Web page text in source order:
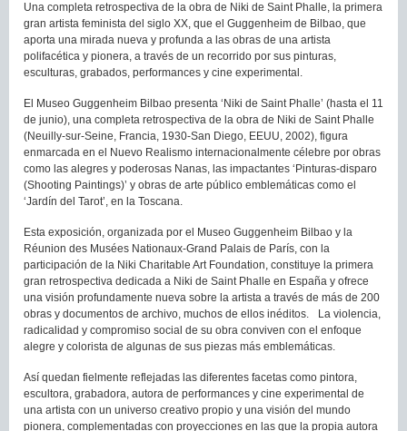
Una completa retrospectiva de la obra de Niki de Saint Phalle, la primera
gran artista feminista del siglo XX, que el Guggenheim de Bilbao, que
aporta una mirada nueva y profunda a las obras de una artista
polifacética y pionera, a través de un recorrido por sus pinturas,
esculturas, grabados, performances y cine experimental.
El Museo Guggenheim Bilbao presenta ‘Niki de Saint Phalle’ (hasta el 11
de junio), una completa retrospectiva de la obra de Niki de Saint Phalle
(Neuilly-sur-Seine, Francia, 1930-San Diego, EEUU, 2002), figura
enmarcada en el Nuevo Realismo internacionalmente célebre por obras
como las alegres y poderosas Nanas, las impactantes ‘Pinturas-disparo
(Shooting Paintings)’ y obras de arte público emblemáticas como el
‘Jardín del Tarot’, en la Toscana.
Esta exposición, organizada por el Museo Guggenheim Bilbao y la
Réunion des Musées Nationaux-Grand Palais de París, con la
participación de la Niki Charitable Art Foundation, constituye la primera
gran retrospectiva dedicada a Niki de Saint Phalle en España y ofrece
una visión profundamente nueva sobre la artista a través de más de 200
obras y documentos de archivo, muchos de ellos inéditos. La violencia,
radicalidad y compromiso social de su obra conviven con el enfoque
alegre y colorista de algunas de sus piezas más emblemáticas.
Así quedan fielmente reflejadas las diferentes facetas como pintora,
escultora, grabadora, autora de performances y cine experimental de
una artista con un universo creativo propio y una visión del mundo
pionera, complementadas con proyecciones en las que la propia autora